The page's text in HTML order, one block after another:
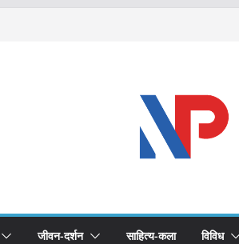
जीवन-दर्शन साहित्य-कला विविध